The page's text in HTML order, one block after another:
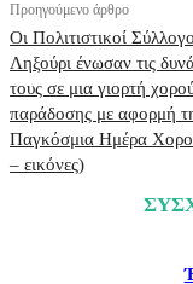
Προηγούμενο άρθρο
Οι Πολιτιστικοί
Ληξούρι ένωσαν τις
τους σε μια γιορτή
παράδοσης με αφορμή
Παγκόσμια Ημέρα
– εικόνες)